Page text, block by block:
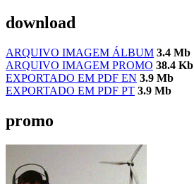
download
ARQUIVO IMAGEM ÁLBUM 3.4 Mb
ARQUIVO IMAGEM PROMO 38.4 Kb
EXPORTADO EM PDF EN 3.9 Mb
EXPORTADO EM PDF PT 3.9 Mb
promo